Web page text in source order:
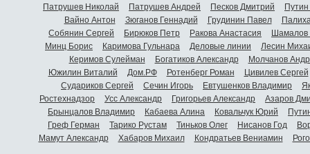
Патрушев Николай
Патрушев Андрей Песков Дмитрий
Вайно Антон
Зюганов Геннадий Грудинин Павел
Собянин Сергей
Бирюков Петр Ракова Анастасия
Шамалов
Минц Борис
Каримова Гульнара Деловые линии
Лесин
Керимов Сулейман
Богатиков Александр
Молчанов
Южилин Виталий
Дом.РФ Ротенберг Роман
Цивилев Сергей
Судариков Сергей
Сечин Игорь Евтушенков Владимир
Ростехнадзор
Усс Александр Григорьев Александр
Азаров
Брынцалов Владимир
Кабаева Алина Ковальчук Юрий
Греф Герман
Тарико Рустам Тиньков Олег Нисанов Год
Мамут Александр
Хабаров Михаил Кондратьев Вениамин